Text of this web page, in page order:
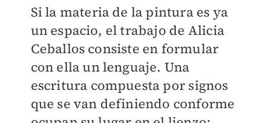
Si la materia de la pintura es ya
un espacio, el trabajo de Alicia
Ceballos consiste en formular
con ella un lenguaje. Una
escritura compuesta por signos
que se van definiendo conforme